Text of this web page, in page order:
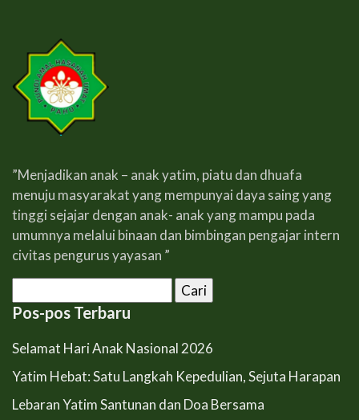
”Menjadikan anak – anak yatim, piatu dan dhuafa
menuju masyarakat yang mempunyai daya saing yang
tinggi sejajar dengan anak- anak yang mampu pada
umumnya melalui binaan dan bimbingan pengajar intern
civitas pengurus yayasan ”
untuk:
Pos-pos Terbaru
Selamat Hari Anak Nasional 2026
Yatim Hebat: Satu Langkah Kepedulian, Sejuta Harapan
Lebaran Yatim Santunan dan Doa Bersama